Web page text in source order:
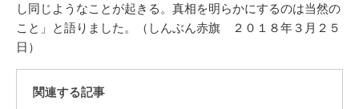
し同じようなことが起きる。真相を明らかにするのは当然の
こと」と語りました。（しんぶん赤旗 ２０１８年３月２５
日）
関連する記事